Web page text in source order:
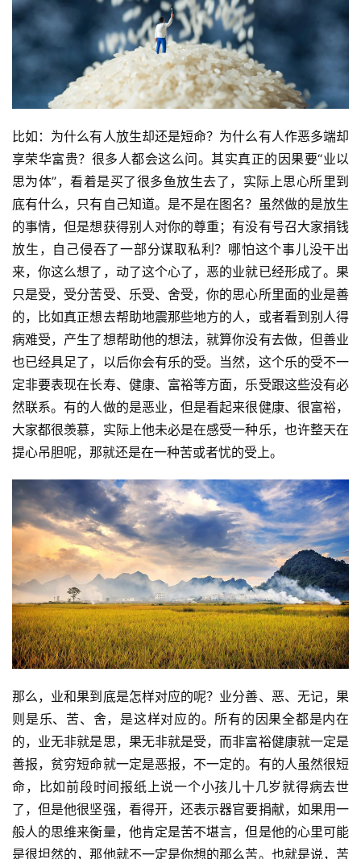
讯
八
点
僧
音
高
僧
访
谈
心
乐
比如：为什么有人放生却还是短命？为什么有人作恶多端却
享荣华富贵？很多人都会这么问。其实真正的因果要“业以
思为体”，看着是买了很多鱼放生去了，实际上思心所里到
底有什么，只有自己知道。是不是在图名？虽然做的是放生
的事情，但是想获得别人对你的尊重；有没有号召大家捐钱
放生，自己侵吞了一部分谋取私利？哪怕这个事儿没干出
来，你这么想了，动了这个心了，恶的业就已经形成了。果
只是受，受分苦受、乐受、舍受，你的思心所里面的业是善
的，比如真正想去帮助地震那些地方的人，或者看到别人得
病难受，产生了想帮助他的想法，就算你没有去做，但善业
也已经具足了，以后你会有乐的受。当然，这个乐的受不一
定非要表现在长寿、健康、富裕等方面，乐受跟这些没有必
然联系。有的人做的是恶业，但是看起来很健康、很富裕，
大家都很羡慕，实际上他未必是在感受一种乐，也许整天在
提心吊胆呢，那就还是在一种苦或者忧的受上。
那么，业和果到底是怎样对应的呢？业分善、恶、无记，果
则是乐、苦、舍，是这样对应的。所有的因果全都是内在
的，业无非就是思，果无非就是受，而非富裕健康就一定是
善报，贫穷短命就一定是恶报，不一定的。有的人虽然很短
命，比如前段时间报纸上说一个小孩儿十几岁就得病去世
了，但是他很坚强，看得开，还表示器官要捐献，如果用一
般人的思维来衡量，他肯定是苦不堪言，但是他的心里可能
是很坦然的，那他就不一定是你想的那么苦。也就是说，苦